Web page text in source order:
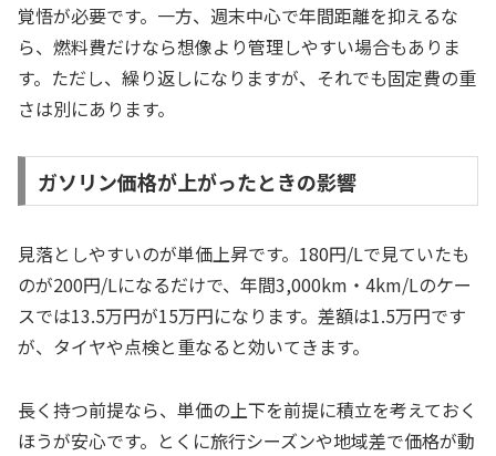
覚悟が必要です。一方、週末中心で年間距離を抑えるな
ら、燃料費だけなら想像より管理しやすい場合もありま
す。ただし、繰り返しになりますが、それでも固定費の重
さは別にあります。
ガソリン価格が上がったときの影響
見落としやすいのが単価上昇です。180円/Lで見ていたも
のが200円/Lになるだけで、年間3,000km・4km/Lのケー
スでは13.5万円が15万円になります。差額は1.5万円です
が、タイヤや点検と重なると効いてきます。
長く持つ前提なら、単価の上下を前提に積立を考えておく
ほうが安心です。とくに旅行シーズンや地域差で価格が動